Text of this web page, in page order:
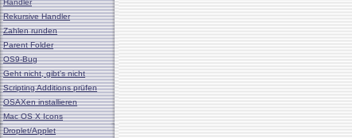
Handler
Rekursive Handler
Zahlen runden
Parent Folder
OS9-Bug
Geht nicht, gibt's nicht
Scripting Additions prüfen
OSAXen installieren
Mac OS X Icons
Droplet/Applet